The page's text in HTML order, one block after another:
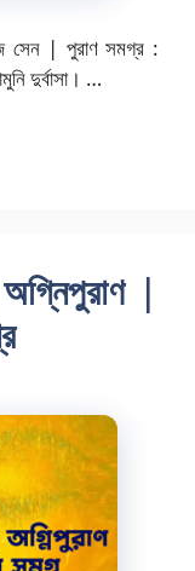
সেন | পুরাণ সমগ্র :
দুর্বাসা। …
|